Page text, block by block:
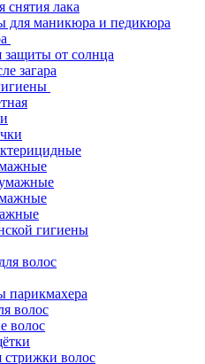
снятия лака
для маникюра и педикюра
защиты от солнца
загара
гигиены
волос
парикмахера
волос
волос
стрижки волос